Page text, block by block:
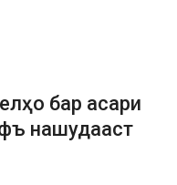
бар асари
нашудааст